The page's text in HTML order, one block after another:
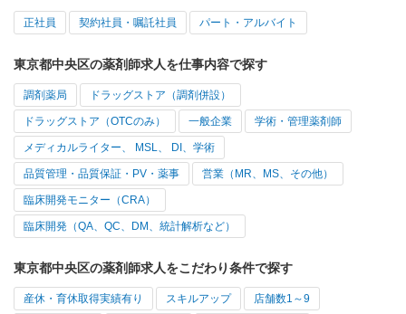
正社員 契約社員・嘱託社員 パート・アルバイト
東京都中央区の薬剤師求人を仕事内容で探す
調剤薬局 ドラッグストア（調剤併設）
ドラッグストア（OTCのみ） 一般企業 学術・管理薬剤師
メディカルライター、 MSL、 DI、学術
品質管理・品質保証・PV・薬事 営業（MR、MS、その他）
臨床開発モニター（CRA）
臨床開発（QA、QC、DM、統計解析など）
東京都中央区の薬剤師求人をこだわり条件で探す
産休・育休取得実績有り スキルアップ 店舗数1～9